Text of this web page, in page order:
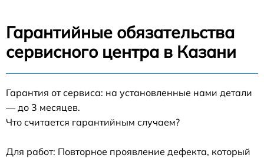
Гарантийные обязательства
сервисного центра в Казани
Гарантия от сервиса: на установленные нами детали
— до 3 месяцев.
Что считается гарантийным случаем?
Для работ: Повторное проявление дефекта, который